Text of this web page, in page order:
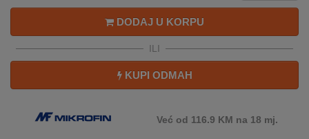
U
PONUDI
KUPOVINA
DODAJ U KORPU
ILI
KUPI ODMAH
Već od 116.9 KM na 18 mj.